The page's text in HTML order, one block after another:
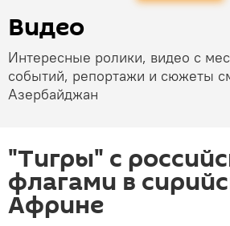
Видео
Интересные ролики, видео с
событий, репортажи и сюжеты
Азербайджан
"Тигры" с
флагами в
Африне